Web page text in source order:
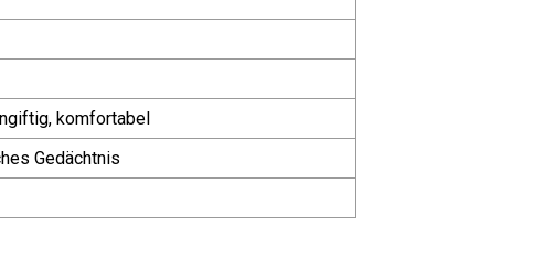
komfortabel
Gedächtnis